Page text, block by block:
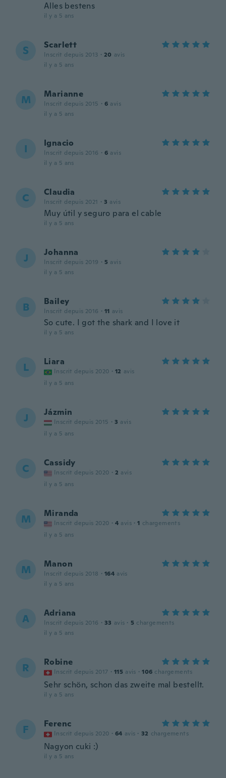
Alles bestens
il y a 5 ans
S Scarlett
Inscrit depuis 2013 · 20 avis
il y a 5 ans
M Marianne
Inscrit depuis 2015 · 6 avis
il y a 5 ans
I Ignacio
Inscrit depuis 2016 · 6 avis
il y a 5 ans
C Claudia
Inscrit depuis 2021 · 3 avis
Muy útil y seguro para el cable
il y a 5 ans
J Johanna
Inscrit depuis 2019 · 5 avis
il y a 5 ans
B Bailey
Inscrit depuis 2016 · 11 avis
So cute. I got the shark and I love it
il y a 5 ans
L Liara
Inscrit depuis 2020 · 12 avis
il y a 5 ans
J Jázmin
Inscrit depuis 2015 · 3 avis
il y a 5 ans
C Cassidy
Inscrit depuis 2020 · 2 avis
il y a 5 ans
M Miranda
Inscrit depuis 2020 · 4 avis · 1 chargements
il y a 5 ans
M Manon
Inscrit depuis 2018 · 164 avis
il y a 5 ans
A Adriana
Inscrit depuis 2016 · 33 avis · 5 chargements
il y a 5 ans
R Robine
Inscrit depuis 2017 · 115 avis · 106 chargements
Sehr schön, schon das zweite mal bestellt.
il y a 5 ans
F Ferenc
Inscrit depuis 2020 · 64 avis · 32 chargements
Nagyon cuki :)
il y a 5 ans